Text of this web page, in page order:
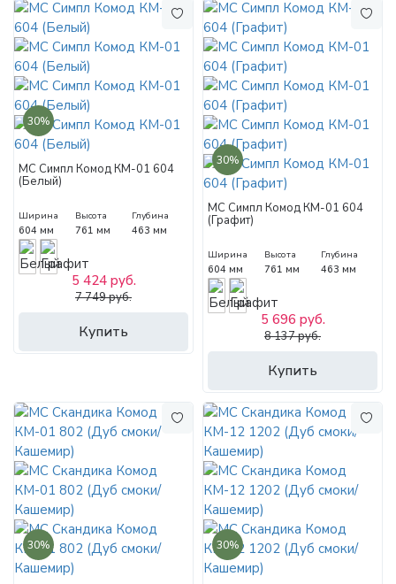
30%
МС Симпл Комод КМ-01 604
(Белый)
Ширина
604 мм
Высота
761 мм
Глубина
463 мм
Купить
5 424 руб.
7 749 руб.
30%
МС Симпл Комод КМ-01 604
(Графит)
Ширина
604 мм
Высота
761 мм
Глубина
463 мм
Купить
5 696 руб.
8 137 руб.
30% 30%